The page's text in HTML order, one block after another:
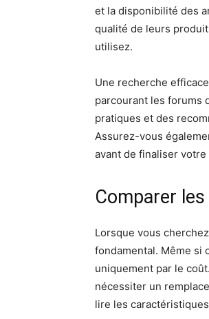
et la disponibilité des
qualité de leurs
utilisez.
Une recherche
parcourant les forums
pratiques et des
Assurez-vous
avant de finaliser votre
Comparer
Lorsque vous
fondamental. Même si
uniquement par le
nécessiter un
lire les